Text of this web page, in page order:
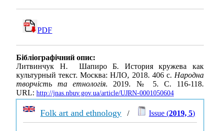
PDF
Бібліографічний опис:
Литвинчук Н. Шапиро Б. История кружева как
культурный текст. Москва: НЛО, 2018. 406 с. Народна
творчість та етнологія. 2019. № 5. С. 116-118.
URL: http://jnas.nbuv.gov.ua/article/UJRN-0001050604
Folk art and ethnology / Issue (2019, 5)